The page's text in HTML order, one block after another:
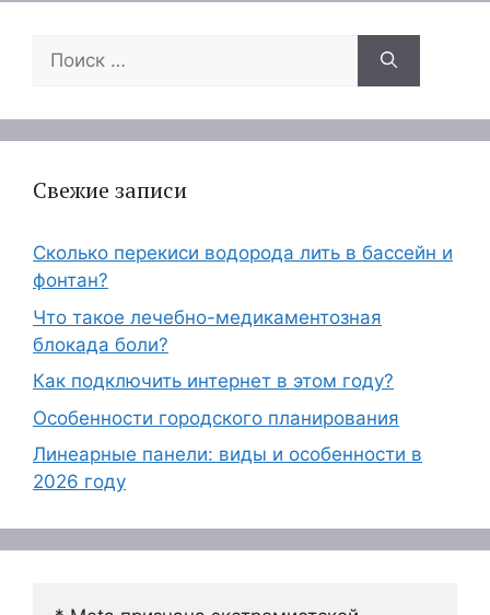
Поиск:
Свежие записи
Сколько перекиси водорода лить в бассейн и
фонтан?
Что такое лечебно-медикаментозная
блокада боли?
Как подключить интернет в этом году?
Особенности городского планирования
Линеарные панели: виды и особенности в
2026 году